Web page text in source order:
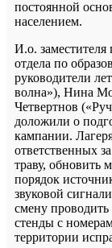
постоянной
населением.
И.о. заместителя
отдела по
руководители
волна»), Нина
Четвертнов
доложили о
кампании.
ответственных
траву, обновить
порядок
звуковой
смену проводить
стенды с
территории